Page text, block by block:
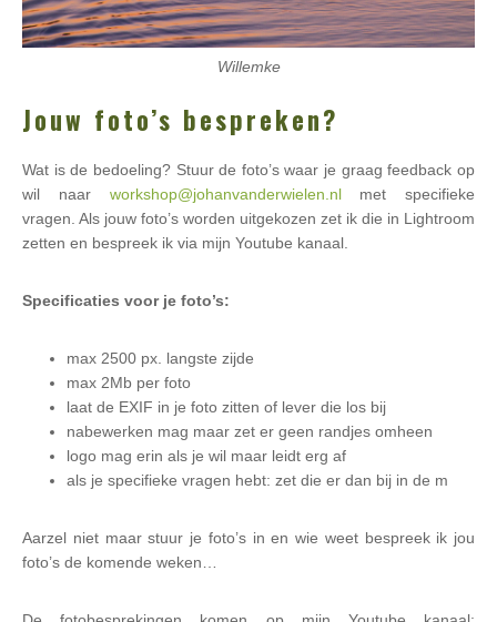
Willemke
Jouw foto’s bespreken?
Wat is de bedoeling? Stuur de foto’s waar je graag feedback op
wil naar workshop@johanvanderwielen.nlmet specifieke
vragen. Als jouw foto’s worden uitgekozen zet ik die in Lightroom
zetten en bespreek ik via mijn Youtube kanaal.
Specificaties voor je foto’s:
max 2500 px. langste zijde
max 2Mb per foto
laat de EXIF in je foto zitten of lever die los bij
nabewerken mag maar zet er geen randjes omheen
logo mag erin als je wil maar leidt erg af
als je specifieke vragen hebt: zet die er dan bij in de m
Aarzel niet maar stuur je foto’s in en wie weet bespreek ik jou
foto’s de komende weken…